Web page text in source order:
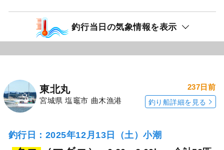
釣行当日の気象情報を表示
東北丸
宮城県 塩竈市 曲木漁港
237日前
釣り船詳細を見る
釣行日：2025年12月13日（土）小潮